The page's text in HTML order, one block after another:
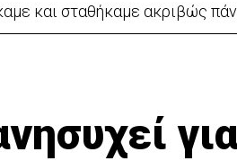
για το άνοιγμα του